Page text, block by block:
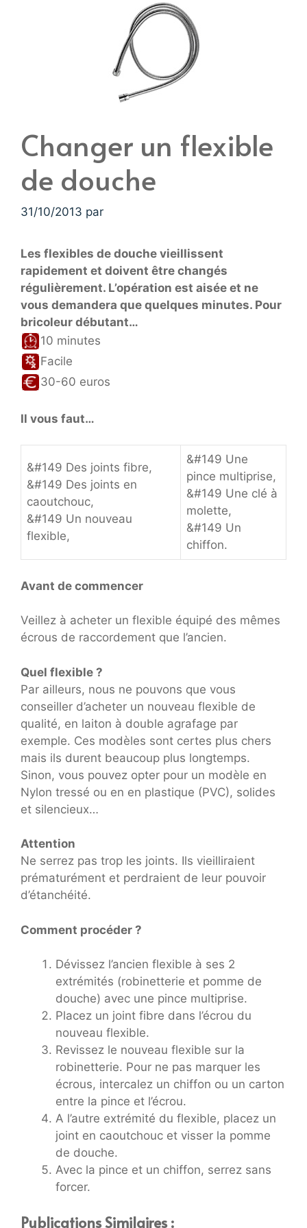
Changer un flexible
de douche
31/10/2013 par
Les flexibles de douche vieillissent
rapidement et doivent être changés
régulièrement. L’opération est aisée et ne
vous demandera que quelques minutes. Pour
bricoleur débutant…
10 minutes
Facile
30-60 euros
Il vous faut…
&#149 Des joints fibre,
&#149 Des joints en
caoutchouc,
&#149 Un nouveau
flexible,
&#149 Une
pince multiprise,
&#149 Une clé à
molette,
&#149 Un
chiffon.
Avant de commencer
Veillez à acheter un flexible équipé des mêmes
écrous de raccordement que l’ancien.
Quel flexible ?
Par ailleurs, nous ne pouvons que vous
conseiller d’acheter un nouveau flexible de
qualité, en laiton à double agrafage par
exemple. Ces modèles sont certes plus chers
mais ils durent beaucoup plus longtemps.
Sinon, vous pouvez opter pour un modèle en
Nylon tressé ou en en plastique (PVC), solides
et silencieux…
Attention
Ne serrez pas trop les joints. Ils vieilliraient
prématurément et perdraient de leur pouvoir
d’étanchéité.
Comment procéder ?
Dévissez l’ancien flexible à ses 2
extrémités (robinetterie et pomme de
douche) avec une pince multiprise.
Placez un joint fibre dans l’écrou du
nouveau flexible.
Revissez le nouveau flexible sur la
robinetterie. Pour ne pas marquer les
écrous, intercalez un chiffon ou un carton
entre la pince et l’écrou.
A l’autre extrémité du flexible, placez un
joint en caoutchouc et visser la pomme
de douche.
Avec la pince et un chiffon, serrez sans
forcer.
Publications Similaires :